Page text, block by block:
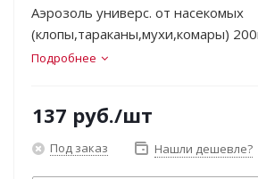
Аэрозоль универс. от насекомых
(клопы,тараканы,мухи,комары)
Подробнее
137 руб./шт
Под заказ Нашли дешевле?